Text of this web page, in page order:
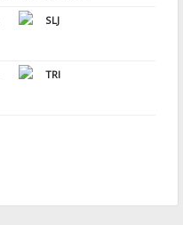
SLJ
TRI